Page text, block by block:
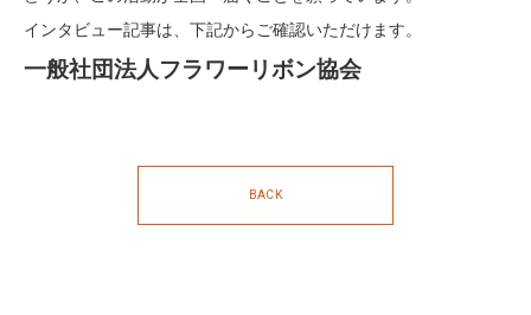
インタビュー記事は、下記からご確認いただけます。
一般社団法人フラワーリボン協会
BACK